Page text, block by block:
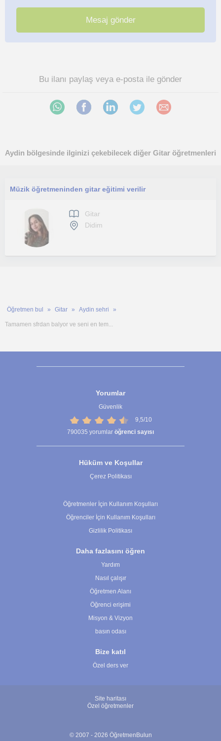
Bu ilanı paylaş veya e-posta ile gönder
Aydin bölgesinde ilginizi çekebilecek diğer Gitar öğretmenleri
Müzik öğretmeninden gitar eğitimi verilir
Gitar
Didim
Öğretmen bul Gitar Aydin sehri
Tamamen sfrdan balyor ve seni en tem...
Yorumlar
Güvenlik
9,5/10
790035 yorumlar öğrenci sayısı
Hüküm ve Koşullar
Çerez Politikası
Öğretmenler İçin Kullanım Koşulları
Öğrenciler İçin Kullanım Koşulları
Gizlilik Politikası
Daha fazlasını öğren
Yardım
Nasıl çalışır
Öğretmen Alanı
Öğrenci erişimi
Misyon & Vizyon
basın odası
Bize katıl
Özel ders ver
Site haritası
Özel öğretmenler
© 2007 - 2026 ÖğretmenBulun